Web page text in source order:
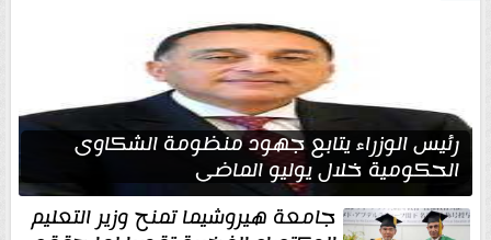
رئيس الوزراء يتابع جهود منظومة الشكاوى
الحكومية خلال يوليو الماضي
جامعة هيروشيما تمنح وزير التعليم